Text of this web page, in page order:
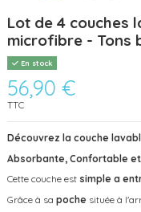
Lot de 4 couches
microfibre - Tons
En stock
56,90 €
TTC
Découvrez la couche
Absorbante, Confortable
Cette couche est simple a
Grâce à sa poche située à